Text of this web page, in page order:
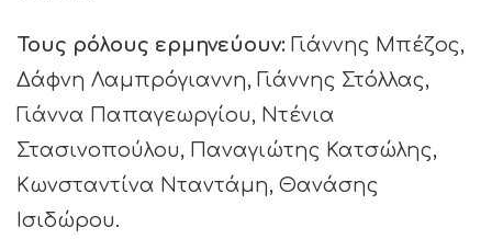
Τους ρόλους ερμηνεύουν: Γιάννης Μπέζος,
Δάφνη Λαμπρόγιαννη, Γιάννης Στόλλας,
Γιάννα Παπαγεωργίου, Ντένια
Στασινοπούλου, Παναγιώτης Κατσώλης,
Κωνσταντίνα Νταντάμη, Θανάσης
Ισιδώρου.